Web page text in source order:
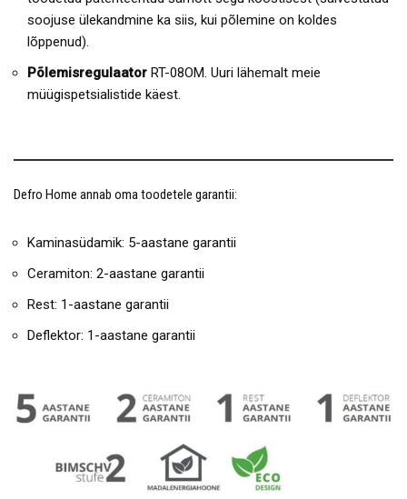
soojuse ülekandmine ka siis, kui põlemine on koldes
lõppenud).
Põlemisregulaator RT-08OM. Uuri lähemalt meie
müügispetsialistide käest.
Defro Home annab oma toodetele garantii:
Kaminasüdamik: 5-aastane garantii
Ceramiton: 2-aastane garantii
Rest: 1-aastane garantii
Deflektor: 1-aastane garantii